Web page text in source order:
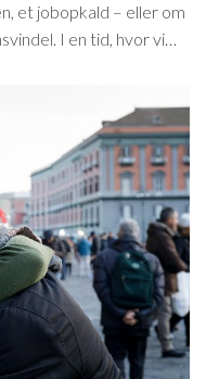
et jobopkald – eller om
I en tid, hvor vi…